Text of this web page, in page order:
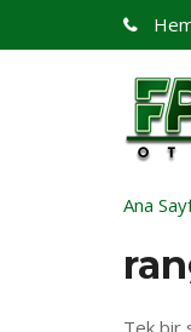
Ana
Tek bir